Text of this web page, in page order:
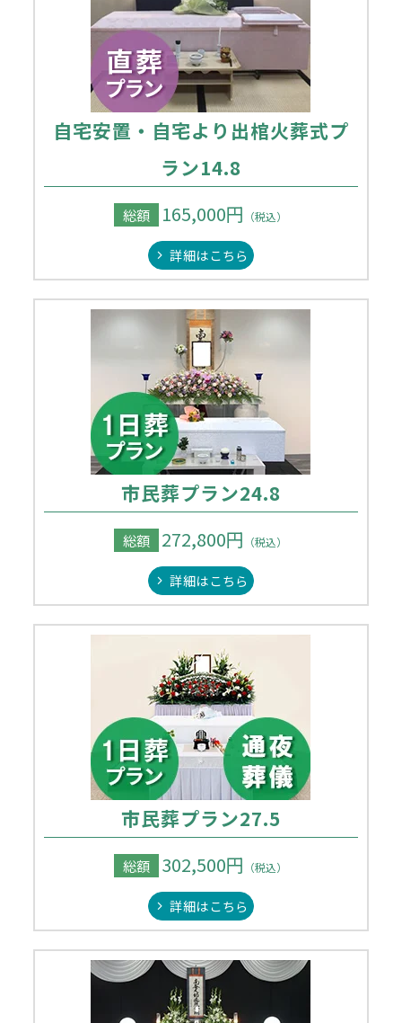
自宅安置・自宅より出棺火葬式プ
ラン14.8
総額 165,000円 （税込）
詳細はこちら
市民葬プラン24.8
総額 272,800円 （税込）
詳細はこちら
市民葬プラン27.5
総額 302,500円 （税込）
詳細はこちら